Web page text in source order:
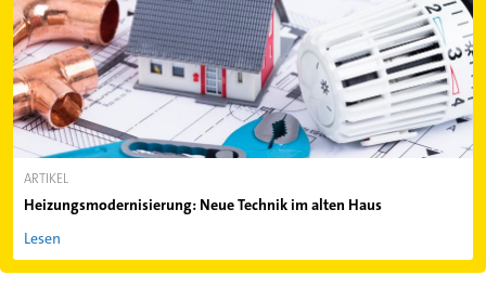
ARTIKEL
Heizungsmodernisierung: Neue Technik im alten Haus
Lesen